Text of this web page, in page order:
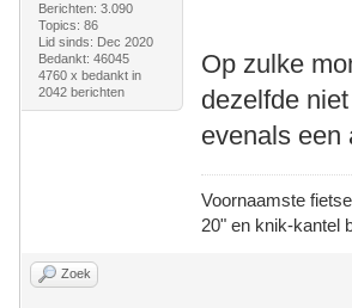
Berichten: 3.090
Topics: 86
Lid sinds: Dec 2020
Bedankt: 46045
4760 x bedankt in
2042 berichten
Op zulke
dezelfde
evenals een
Voornaamste
20" en knik-kantel
Zoek